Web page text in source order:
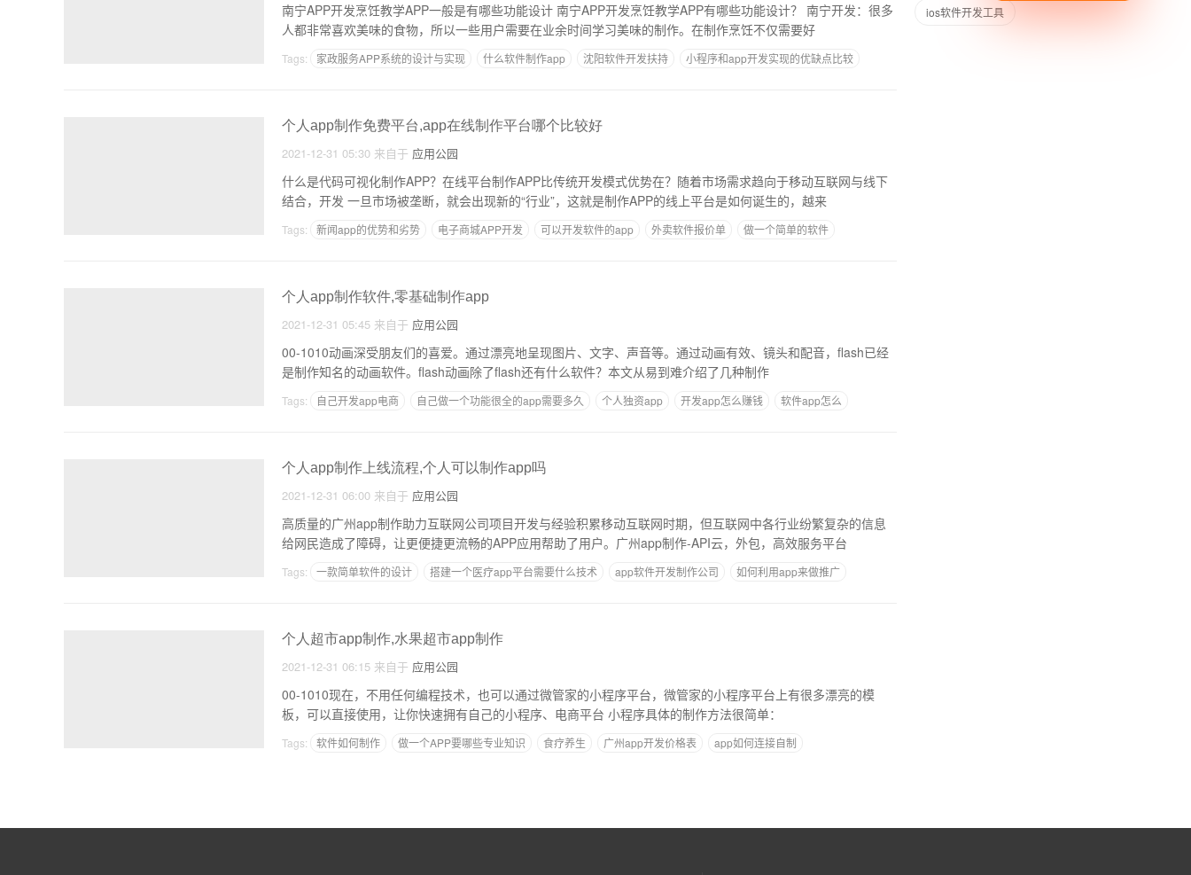
南宁APP开发烹饪教学APP一般是有哪些功能设计 南宁APP开发烹饪教学APP有哪些功能设计？ 南宁开发：很多
人都非常喜欢美味的食物，所以一些用户需要在业余时间学习美味的制作。在制作烹饪不仅需要好
Tags: 家政服务APP系统的设计与实现 什么软件制作app 沈阳软件开发扶持
小程序和app开发实现的优缺点比较
个人app制作免费平台,app在线制作平台哪个比较好
2021-12-31 05:30 来自于 应用公园
什么是代码可视化制作APP？在线平台制作APP比传统开发模式优势在？随着市场需求趋向于移动互联网与线下
结合，开发 一旦市场被垄断，就会出现新的“行业”，这就是制作APP的线上平台是如何诞生的，越来
Tags: 新闻app的优势和劣势 电子商城APP开发 可以开发软件的app 外卖软件报价单
做一个简单的软件
个人app制作软件,零基础制作app
2021-12-31 05:45 来自于 应用公园
00-1010动画深受朋友们的喜爱。通过漂亮地呈现图片、文字、声音等。通过动画有效、镜头和配音，flash已经
是制作知名的动画软件。flash动画除了flash还有什么软件？本文从易到难介绍了几种制作
Tags: 自己开发app电商 自己做一个功能很全的app需要多久 个人独资app 开发app怎么赚钱
软件app怎么
个人app制作上线流程,个人可以制作app吗
2021-12-31 06:00 来自于 应用公园
高质量的广州app制作助力互联网公司项目开发与经验积累移动互联网时期，但互联网中各行业纷繁复杂的信息
给网民造成了障碍，让更便捷更流畅的APP应用帮助了用户。广州app制作-API云，外包，高效服务平台
Tags: 一款简单软件的设计 搭建一个医疗app平台需要什么技术 app软件开发制作公司
如何利用app来做推广
个人超市app制作,水果超市app制作
2021-12-31 06:15 来自于 应用公园
00-1010现在，不用任何编程技术，也可以通过微管家的小程序平台，微管家的小程序平台上有很多漂亮的模
板，可以直接使用，让你快速拥有自己的小程序、电商平台 小程序具体的制作方法很简单：
Tags: 软件如何制作 做一个APP要哪些专业知识 食疗养生 广州app开发价格表
app如何连接自制
ios软件开发工具